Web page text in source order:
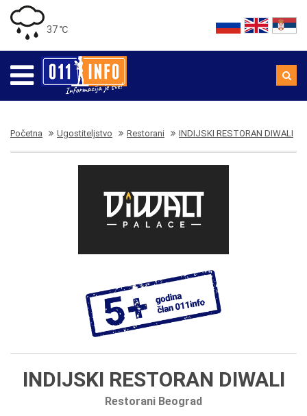
37 ℃
Početna Ugostiteljstvo Restorani INDIJSKI RESTORAN DIWALI
INDIJSKI RESTORAN DIWALI
Restorani Beograd